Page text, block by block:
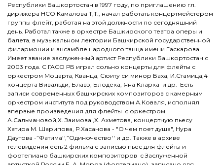
Республики Башкортостан в 1997 году, по приглашению гл.
дирижера НСО Камалова Т,Т., начал работать концертмейстером
группы флейт, работая на этой должности по сегодняшний
день. Работал также в оркестре Башкирского театра оперы и
балета, в музыкальном лектории Башкирской государственной
филармонии и ансамбле народного танца имени Гаскарова.
Имеет звание заслуженный артист Республики Башкортостан с
2003 года. С ГАСО РБ играл сольно концерты для флейты с
оркестром Моцарта, Кванца, Сюиту си минор Баха, И.Стамица,4
концерта Вивальди, Блавэ, Блодека, Яна Кларка и др. Есть
записи современных башкирских композиторов с камерным
оркестром института под руководством А.Коваля, исполнял
впервые произведения для флейты с оркестром
А.Сальмановой,Х. Заимова ,Х. Ахметова, концертную пьесу
Хатира М. Шарипова, Р.Хасанова - "О чем поет душа", Нура
Даутова -”Фатима'',”Одиночество'' и др. Также в архиве
телевидения есть 2 фильма с записью пьес для флейты и
фортепиано башкирских композиторов с Заслуженной